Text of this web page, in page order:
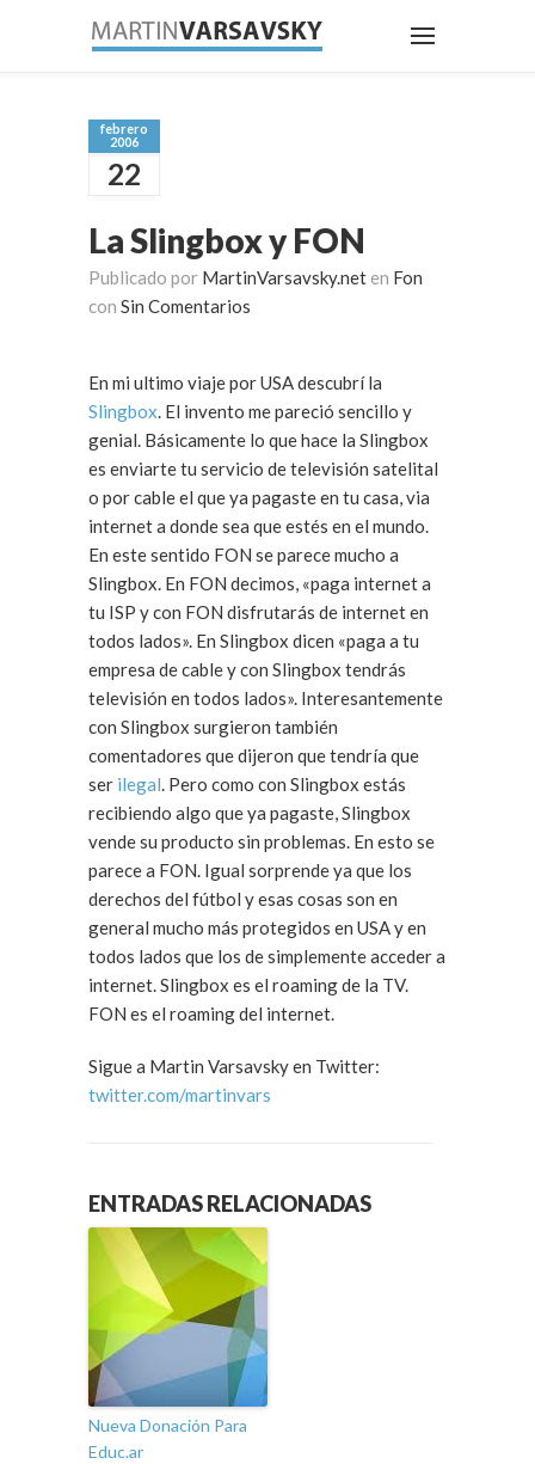
febrero
2006
22
La Slingbox y FON
Publicado por MartinVarsavsky.net en Fon
con Sin Comentarios
En mi ultimo viaje por USA descubrí la
Slingbox. El invento me pareció sencillo y
genial. Básicamente lo que hace la Slingbox
es enviarte tu servicio de televisión satelital
o por cable el que ya pagaste en tu casa, via
internet a donde sea que estés en el mundo.
En este sentido FON se parece mucho a
Slingbox. En FON decimos, «paga internet a
tu ISP y con FON disfrutarás de internet en
todos lados». En Slingbox dicen «paga a tu
empresa de cable y con Slingbox tendrás
televisión en todos lados». Interesantemente
con Slingbox surgieron también
comentadores que dijeron que tendría que
ser ilegal. Pero como con Slingbox estás
recibiendo algo que ya pagaste, Slingbox
vende su producto sin problemas. En esto se
parece a FON. Igual sorprende ya que los
derechos del fútbol y esas cosas son en
general mucho más protegidos en USA y en
todos lados que los de simplemente acceder a
internet. Slingbox es el roaming de la TV.
FON es el roaming del internet.
Sigue a Martin Varsavsky en Twitter:
twitter.com/martinvars
ENTRADAS RELACIONADAS
Nueva Donación Para
Educ.ar